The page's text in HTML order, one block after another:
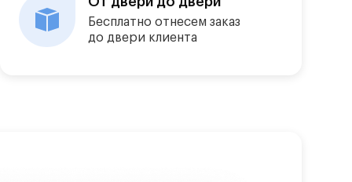
Бесплатно отнесем заказ
до двери клиента